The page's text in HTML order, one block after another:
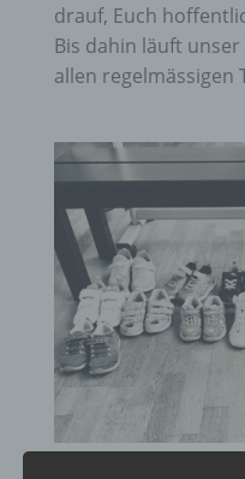
drauf, Euch
Bis dahin läuft
allen regelmässigen